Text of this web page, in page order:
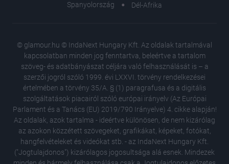
Spanyolország
Dél-Afrika
© glamour.hu © IndaNext Hungary Kft. Az oldalak tartalmával
kapcsolatban minden jog fenntartva, beleértve a tartalom
szöveg- és adatbányászat céljára való felhasználását is – a
szerzői jogról szóló 1999. évi LXXVI. törvény rendelkezései
értelmében a törvény 35/A. § (1) paragrafusa és a digitális
szolgáltatások piacairól szóló európai irányelv (Az Európai
Parlament és a Tanács (EU) 2019/790 Irányelve) 4. cikke alapján!
Az oldalak, azok tartalma - ideértve különösen, de nem kizárólag
az azokon közzétett szövegeket, grafikákat, képeket, fotókat,
hangfelvételeket és videókat stb. - az IndaNext Hungary Kft.
("Jogtulajdonos") kizárólagos jogosultsága alá esnek. Mindezek